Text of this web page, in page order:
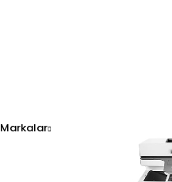
Markalar